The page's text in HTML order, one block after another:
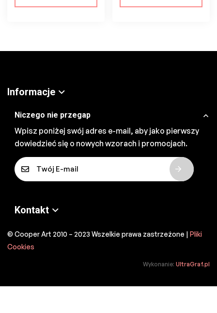
Informacje
Niczego nie przegap
Wpisz poniżej swój adres e-mail, aby jako pierwszy
dowiedzieć się o nowych wzorach i promocjach.
E
-
i
*
Kontakt
© Cooper Art 2010 – 2023 Wszelkie prawa zastrzeżone | Pliki
Cookies
Wykonanie: UltraGraf.pl